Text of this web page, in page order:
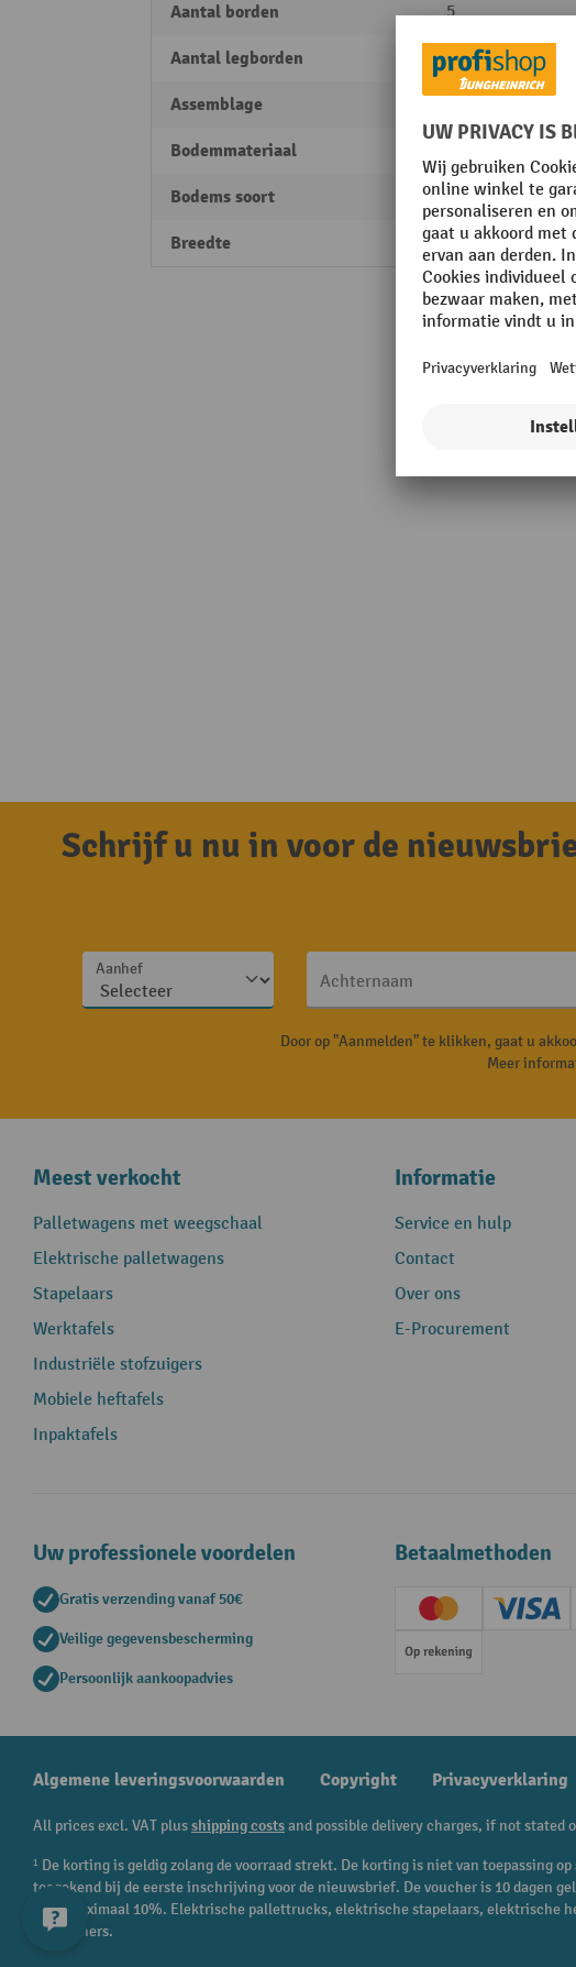
Aantal borden 5
Aantal legborden 5
Assemblage
Bodemmateriaal
Bodems soort Plaatstaal
Breedte 1056 mm
Schrijf u nu in voor de
Aanhef
Achternaam
Door op "Aanmelden" te klikken, gaat u
Meer
Meest verkocht
Palletwagens met weegschaal
Elektrische palletwagens
Stapelaars
Werktafels
Industriële stofzuigers
Mobiele heftafels
Inpaktafels
Informatie
Service en hulp
Contact
Over ons
E-Procurement
Uw professionele voordelen
Gratis verzending vanaf 50€
Veilige gegevensbescherming
Persoonlijk aankoopadvies
Betaalmethoden
Creditcard
Op rekening
Algemene leveringsvoorwaarden Copyright Privacyverklaring
All prices excl. VAT plusshipping costsand possible delivery charges, if not stated
¹ De korting is geldig zolang de voorraad strekt. De korting is niet van toepassing
toegekend bij de eerste inschrijving voor de nieuwsbrief. De voucher is 10 dagen
en is maximaal 10%. Elektrische pallettrucks, elektrische stapelaars,
of vouchers.